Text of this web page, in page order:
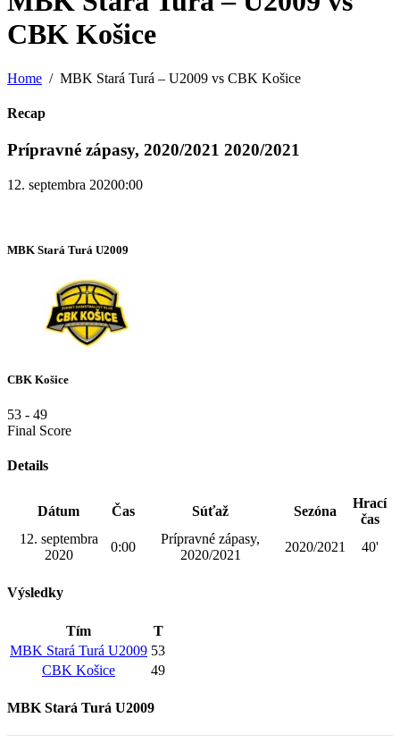
CBK Košice
Home MBK Stará Turá – U2009 vs CBK Košice
Recap
Prípravné zápasy, 2020/2021 2020/2021
12. septembra 20200:00
MBK Stará Turá U2009
CBK Košice
53 - 49
Final Score
Details
Dátum Čas Súťaž Sezóna
Hrací
čas
12. septembra
2020
0:00
Prípravné zápasy,
2020/2021
2020/2021 40'
Výsledky
Tím
T
MBK Stará Turá U2009 53
CBK Košice
49
MBK Stará Turá U2009